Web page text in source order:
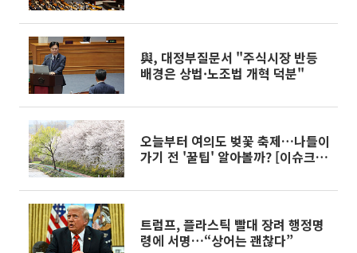
與, 대정부질문서 "주식시장 반등
배경은 상법·노조법 개혁 덕분"
오늘부터 여의도 벚꽃 축제…나들이
가기 전 '꿀팁' 알아볼까? [이슈크래
트럼프, 플라스틱 빨대 장려 행정명
령에 서명…“상어는 괜찮다”